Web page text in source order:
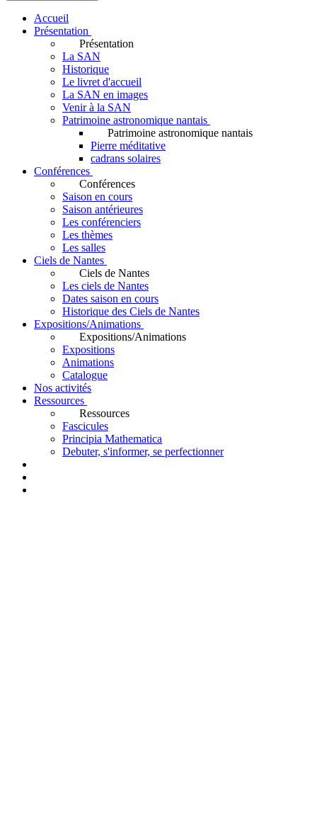
Accueil
Présentation
Présentation
La SAN
Historique
Le livret d'accueil
La SAN en images
Venir à la SAN
Patrimoine astronomique nantais
Patrimoine astronomique nantais
Pierre méditative
cadrans solaires
Conférences
Conférences
Saison en cours
Saison antérieures
Les conférenciers
Les thèmes
Les salles
Ciels de Nantes
Ciels de Nantes
Les ciels de Nantes
Dates saison en cours
Historique des Ciels de Nantes
Expositions/Animations
Expositions/Animations
Expositions
Animations
Catalogue
Nos activités
Ressources
Ressources
Fascicules
Principia Mathematica
Debuter, s'informer, se perfectionner